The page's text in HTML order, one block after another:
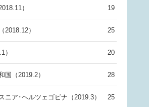
） 19
2018.12） 25
） 20
国（2019.2） 28
ニア･ヘルツェゴビナ（2019.3） 25